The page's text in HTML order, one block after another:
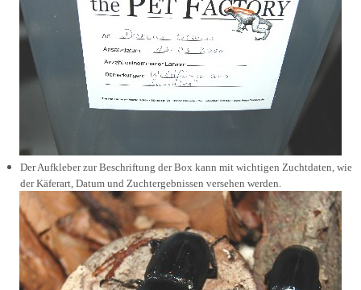
Der Aufkleber zur Beschriftung der Box kann mit wichtigen Zuchtdaten, wie
der Käferart, Datum und Zuchtergebnissen versehen werden.